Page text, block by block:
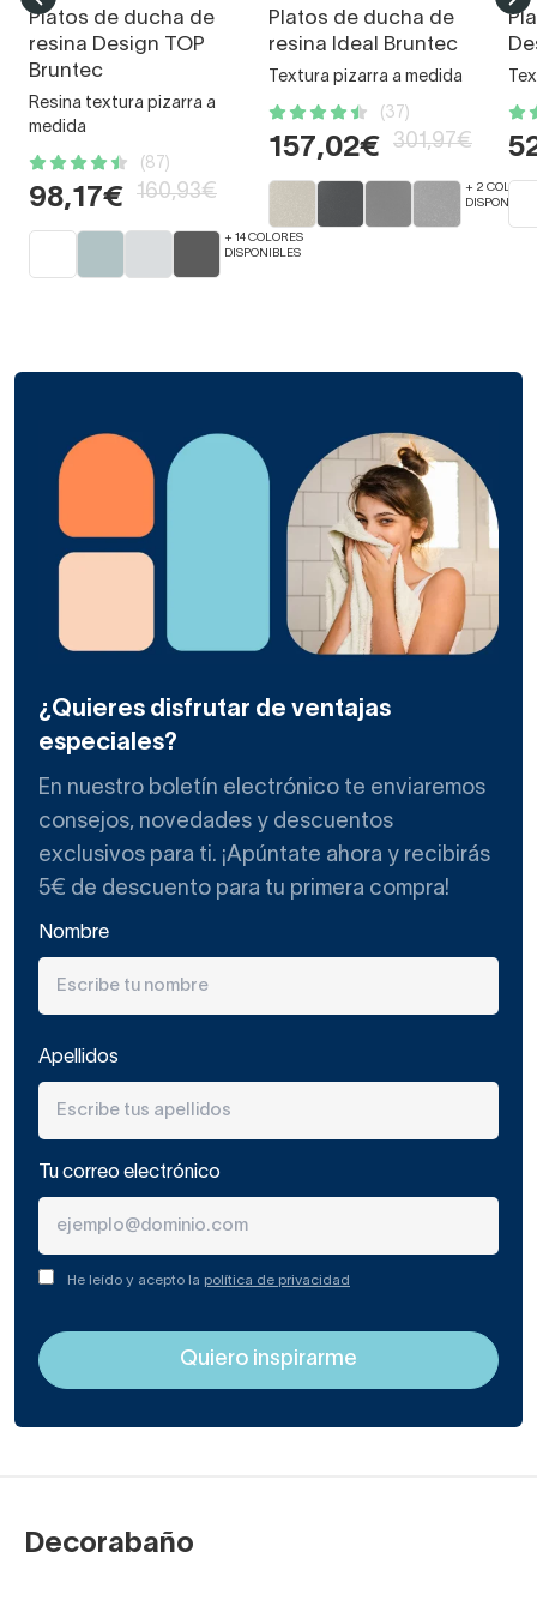
Platos de ducha de
resina Design TOP
Bruntec
Resina textura pizarra a
medida
(87)
98,17€ 160,93€
+ 14 COLORES
DISPONIBLES
Platos de ducha de
resina Ideal Bruntec
Textura pizarra a medida
(37)
157,02€ 301,97€
+ 2
¿Quieres disfrutar de ventajas
especiales?
En nuestro boletín electrónico te enviaremos
consejos, novedades y descuentos
exclusivos para ti. ¡Apúntate ahora y recibirás
5€ de descuento para tu primera compra!
Nombre
Apellidos
Tu correo electrónico
He leído y acepto la política de privacidad
Decorabaño